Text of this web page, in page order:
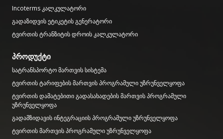
Incoterms კალკულატორი
გადაზიდვის ეტიკეტის გენერატორი
ტვირთის ტრანზიტის დროის კალკულატორი
პროდუქტი
სატრანსპორტო მართვის სისტემა
ტვირთის ტარიფების მართვის პროგრამული უზრუნველყოფა
ტვირთის დამატებითი გადასახადების მართვის პროგრამული
უზრუნველყოფა
გადამზიდავის ინტეგრაციის პროგრამული უზრუნველყოფა
ტვირთის მართვის პროგრამული უზრუნველყოფა